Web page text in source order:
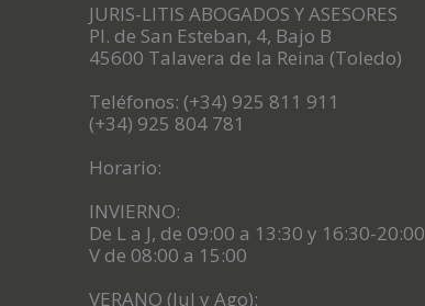
JURIS-LITIS ABOGADOS Y ASESORES
Pl. de San Esteban, 4, Bajo B
45600 Talavera de la Reina (Toledo)
Teléfonos: (+34) 925 811 911
(+34) 925 804 781
Horario:
INVIERNO:
De L a J, de 09:00 a 13:30 y 16:30-20:00
V de 08:00 a 15:00
VERANO (Jul y Ago):